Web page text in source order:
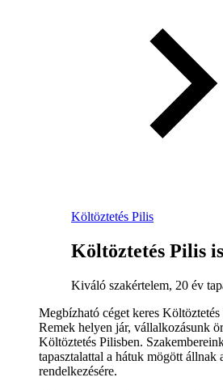
Költöztetés Pilis
Költöztetés Pilis
Kiváló szakértelem, 20 év
Megbízható céget keres Költöztetés
Remek helyen jár, vállalkozásunk
Költöztetés Pilisben.
tapasztalattal a hátuk mögött állnak
rendelkezésére.